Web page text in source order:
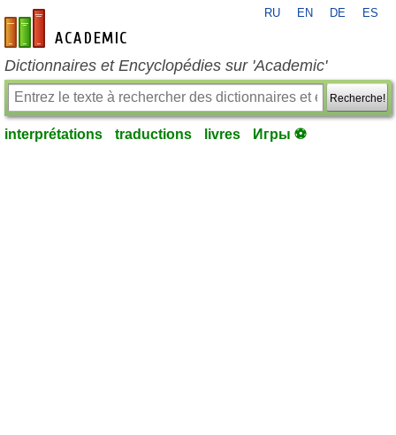
fr-academic.com
RU EN DE ES
Dictionnaires et Encyclopédies sur 'Academic'
Recherche!
interprétations traductions livres Игры ⚽